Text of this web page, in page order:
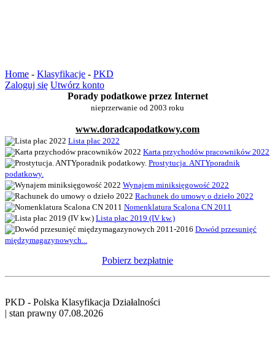
Home - Klasyfikacje - PKD
Zaloguj się Utwórz konto
Porady podatkowe przez Internet
nieprzerwanie od 2003 roku
www.doradcapodatkowy.com
Lista płac 2022
Karta przychodów pracowników 2022
Prostytucja. ANTYporadnik
podatkowy.
Wynajem miniksięgowość 2022
Rachunek do umowy o dzieło 2022
Nomenklatura Scalona CN 2011
Lista płac 2019 (IV kw.)
Dowód przesunięć
międzymagazynowych...
Pobierz bezpłatnie
PKD - Polska Klasyfikacja Działalności
| stan prawny 07.08.2026